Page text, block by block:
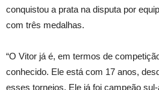
conquistou a prata na disputa por
com três medalhas.
“O Vitor já é, em termos de
conhecido. Ele está com 17 anos,
esses torneios. Ele já foi campeão